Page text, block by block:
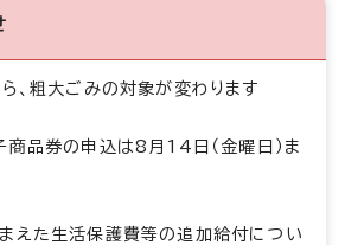
、粗大ごみの対象が変わります
商品券の申込は8月14日（金曜日）ま
えた生活保護費等の追加給付につい